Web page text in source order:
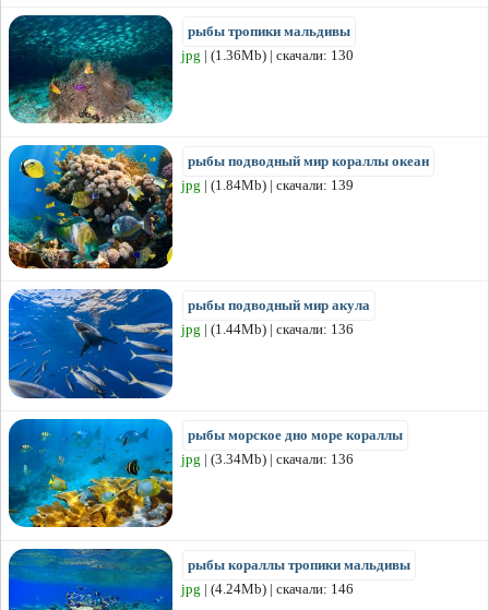
рыбы тропики мальдивы
jpg | (1.36Mb) | скачали: 130
рыбы подводный мир кораллы океан
jpg | (1.84Mb) | скачали: 139
рыбы подводный мир акула
jpg | (1.44Mb) | скачали: 136
рыбы морское дно море кораллы
jpg | (3.34Mb) | скачали: 136
рыбы кораллы тропики мальдивы
jpg | (4.24Mb) | скачали: 146